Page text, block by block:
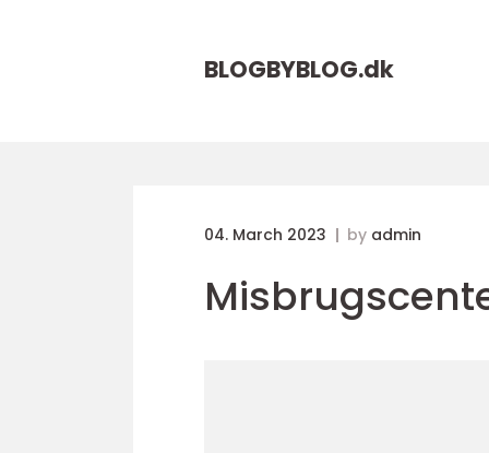
BLOGBYBLOG.dk
04. March 2023 by admin